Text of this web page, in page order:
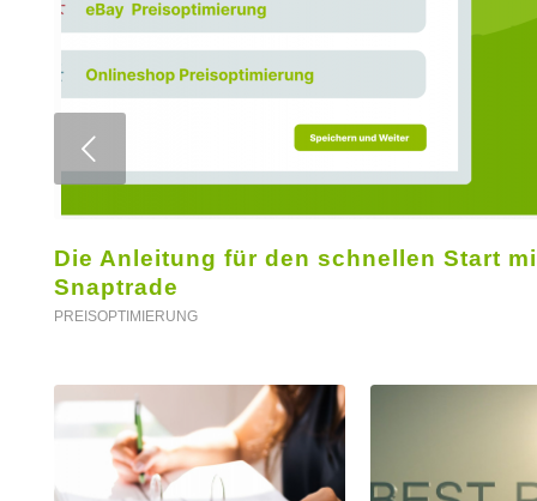
Die Anleitung für den schnellen Start
Snaptrade
PREISOPTIMIERUNG
Weiter